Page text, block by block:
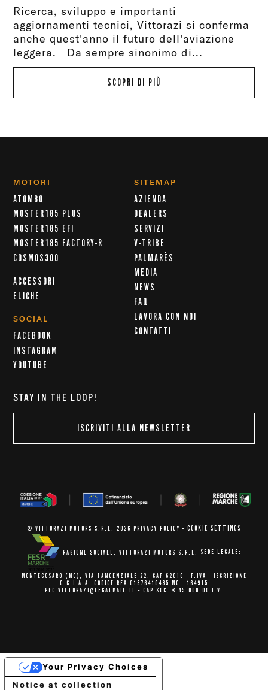
Ricerca, sviluppo e importanti
aggiornamenti tecnici, Vittorazi si conferma
anche quest'anno il futuro dell'aviazione
leggera. Da sempre sinonimo di...
SCOPRI DI PIÙ
MOTORI
ATOM80
MOSTER185 PLUS
MOSTER185 EFI
MOSTER185 FACTORY-R
COSMOS300
ACCESSORI
ELICHE
SOCIAL
FACEBOOK
INSTAGRAM
YOUTUBE
SITEMAP
AZIENDA
DEALERS
SERVIZI
V-TRIBE
PALMARÈS
MEDIA
NEWS
FAQ
LAVORA CON NOI
CONTATTI
STAY IN THE LOOP!
ISCRIVITI ALLA NEWSLETTER
© VITTORAZI MOTORS S.R.L. 2026 PRIVACY POLICY - COOKIE SETTINGS
RAGIONE SOCIALE: VITTORAZI MOTORS S.R.L. SEDE LEGALE:
MONTECOSARO (MC), VIA TANGENZIALE 22, CAP 62010 - P.IVA - ISCRIZIONE
C.C.I.A.A. CODICE REA 01376410435 MC - 164915
PEC VITTORAZI@LEGALMAIL.IT - CAP.SOC. € 45.000,00 I.V.
Notice at collection
Your Privacy Choices